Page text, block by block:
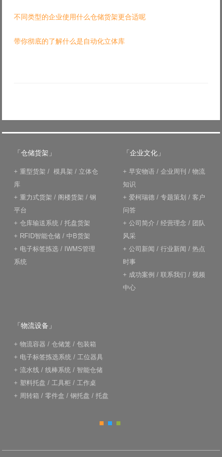
不同类型的企业使用什么仓储货架更合适呢
带你彻底的了解什么是自动化立体库
「仓储货架」
+ 重型货架 / 模具架 / 立体仓
库
+ 重力式货架 / 阁楼货架 / 钢
平台
+ 仓库输送系统 / 托盘货架
+ RFID智能仓储 / 中B货架
+ 电子标签拣选 / IWMS管理
系统
「企业文化」
+ 早安物语 / 企业周刊 / 物流
知识
+ 爱柯瑞德 / 专题策划 / 客户
问答
+ 公司简介 / 经营理念 / 团队
风采
+ 公司新闻 / 行业新闻 / 热点
时事
+ 成功案例 / 联系我们 / 视频
中心
「物流设备」
+ 物流容器 / 仓储笼 / 包装箱
+ 电子标签拣选系统 / 工位器具
+ 流水线 / 线棒系统 / 智能仓储
+ 塑料托盘 / 工具柜 / 工作桌
+ 周转箱 / 零件盒 / 钢托盘 / 托盘